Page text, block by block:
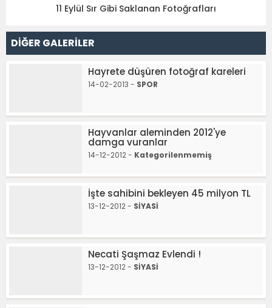
11 Eylül Sır Gibi Saklanan Fotoğrafları
DİĞER GALERİLER
Hayrete düşüren fotoğraf kareleri
14-02-2013 - SPOR
Hayvanlar aleminden 2012'ye
damga vuranlar
14-12-2012 - Kategorilenmemiş
İşte sahibini bekleyen 45 milyon TL
13-12-2012 - SİYASİ
Necati Şaşmaz Evlendi !
13-12-2012 - SİYASİ